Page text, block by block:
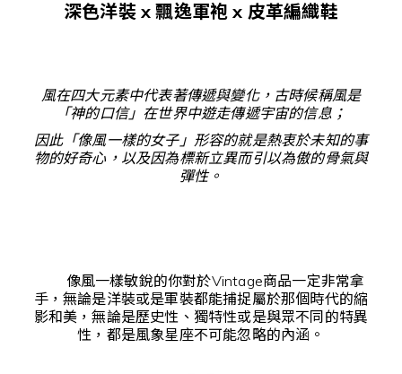
深色洋裝 x 飄逸軍袍 x 皮革編織鞋
風在四大元素中代表著傳遞與變化，古時候稱風是
「神的口信」在世界中遊走傳遞宇宙的信息；
因此「像風一樣的女子」形容的就是熱衷於未知的事
物的好奇心，以及因為標新立異而引以為傲的骨氣與
彈性。
像風一樣敏銳的你對於Vintage商品一定非常拿
手，無論是洋裝或是軍裝都能捕捉屬於那個時代的縮
影和美，無論是歷史性、獨特性或是與眾不同的特異
性，都是風象星座不可能忽略的內涵。